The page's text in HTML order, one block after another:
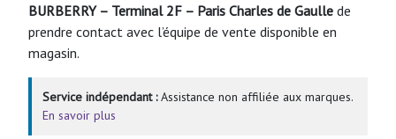
BURBERRY – Terminal 2F – Paris Charles de Gaulle de
prendre contact avec l’équipe de vente disponible en
magasin.
Service indépendant :Assistance non affiliée aux marques.
En savoir plus